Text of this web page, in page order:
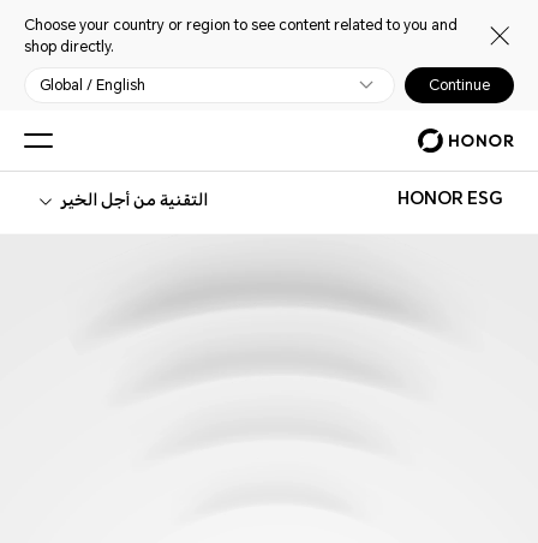
Choose your country or region to see content related to you and
shop directly.
Global / English Continue
HONOR ESG التقنية من أجل الخير